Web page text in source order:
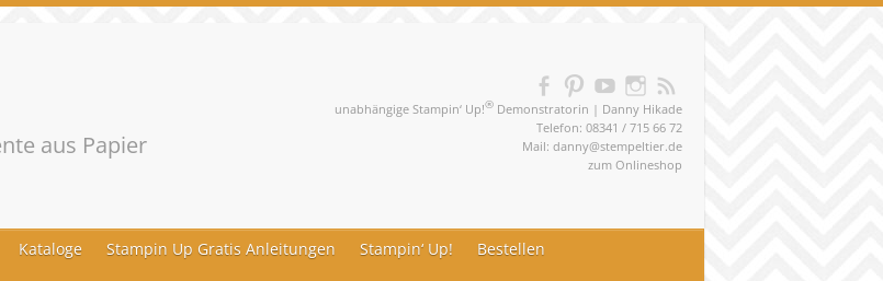
unabhängige Stampin‘ Up!® Demonstratorin | Danny Hikade
Telefon: 08341 / 715 66 72
Mail: danny@stempeltier.de
zum Onlineshop
aus Papier
Kataloge Stampin Up Gratis Anleitungen Stampin‘ Up! Bestellen